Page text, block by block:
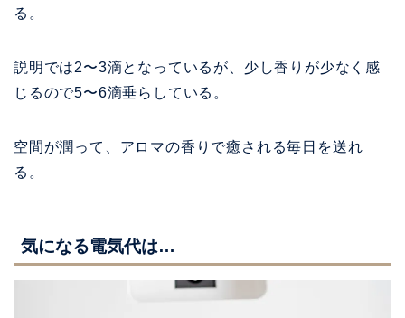
る。
説明では2〜3滴となっているが、少し香りが少なく感
じるので5〜6滴垂らしている。
空間が潤って、アロマの香りで癒される毎日を送れ
る。
気になる電気代は…